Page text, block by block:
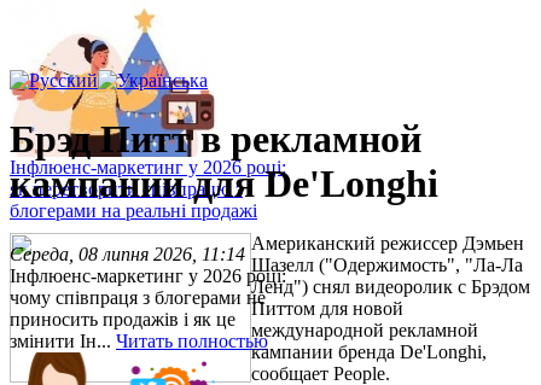
Інфлюенс-маркетинг у 2026 році:
як перетворити співпрацю з
блогерами на реальні продажі
Середа, 08 липня 2026, 11:14
Інфлюенс-маркетинг у 2026 році:
чому співпраця з блогерами не
приносить продажів і як це
змінити Ін... Читать полностью
Брэд Питт в рекламной
кампании для De'Longhi
Американский режиссер Дэмьен
Шазелл ("Одержимость", "Ла-Ла
Ленд") снял видеоролик с Брэдом
Питтом для новой
международной рекламной
кампании бренда De'Longhi,
сообщает People.